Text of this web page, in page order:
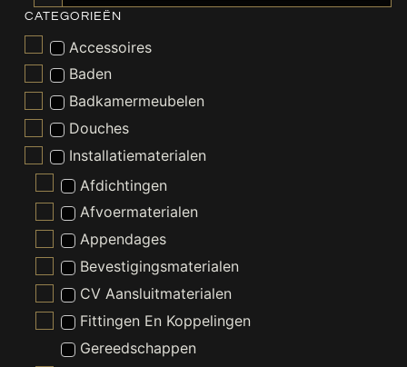
CATEGORIEËN
Accessoires
Baden
Badkamermeubelen
Douches
Installatiematerialen
Afdichtingen
Afvoermaterialen
Appendages
Bevestigingsmaterialen
CV Aansluitmaterialen
Fittingen En Koppelingen
Gereedschappen